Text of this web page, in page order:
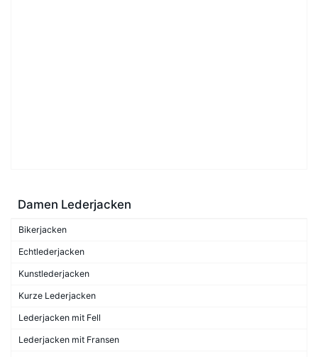
Damen Lederjacken
Bikerjacken
Echtlederjacken
Kunstlederjacken
Kurze Lederjacken
Lederjacken mit Fell
Lederjacken mit Fransen